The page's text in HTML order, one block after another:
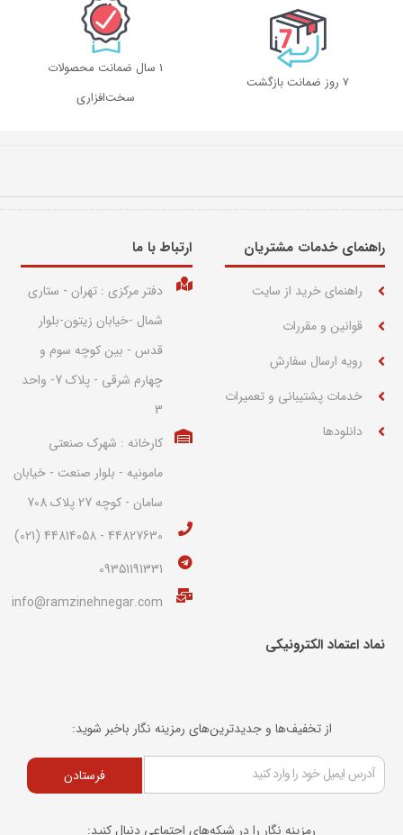
۷ روز ضمانت بازگشت
1 سال ضمانت محصولات
سخت‌افزاری
راهنمای خدمات مشتریان
راهنمای خرید از سایت
قوانین و مقررات
رویه ارسال سفارش
خدمات پشتیبانی و تعمیرات
دانلودها
ارتباط با ما​
دفتر مرکزی : تهران - ستاری
شمال -خیابان زیتون-بلوار
قدس - بین کوچه سوم و
چهارم شرقی - پلاک 7- واحد
3
کارخانه : شهرک صنعتی
مامونیه - بلوار صنعت - خیابان
سامان - کوچه 27 پلاک 708
44827630 - 44814058 (021)
09351191331
info@ramzinehnegar.com
نماد اعتماد الکترونیکی​
از تخفیف‌ها و جدیدترین‌های رمزینه نگار باخبر شوید:
فرستادن
رمزینه نگار را در شبکه‌های اجتماعی دنبال کنید: